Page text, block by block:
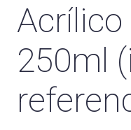
250ml